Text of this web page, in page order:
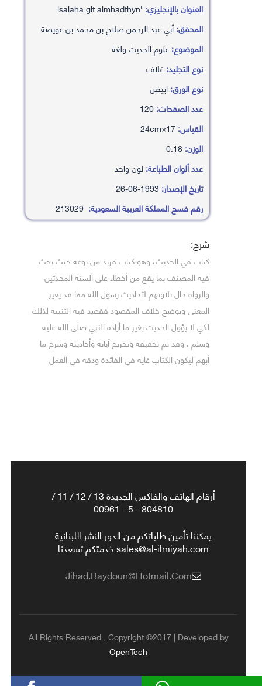
العنوان بالإنجليزي: ’isalaha glt almhadthyn
المحقق:أبي عبد الرحمن صلاح بن محمد بن عويضة
الموضوع:علوم الحديث ولغة
نوع التجليد:غلاف
نوع الورق:ابيض
عدد الصفحات:
القياس:
الوزن:
عدد ألوان الطباعة: لون واحد
تاريخ الإصدار:
رقم فسح المملكة العربية السعودية:
شرح:
كتاب في الحديث، وهو كتاب فريد من نوعه حيث يحث
فيه المصنف بما يقع من أخطاء على ألسنة المحدثين
والرواة حال تلاوتهم لأحاديث رسول الله مما قد يغير
المعنى ويوضح خلاف المقصود فقصد فيه التنبيه لذلك
لكي لا يؤول الحديث بغير ما أراده النبي صلى الله عليه
وسلم . وقد تم تحقيقه وتخريج آياته وأحاديثه وشرح ما
أبهم ليكون الكتاب غاية في الفائدة ودقة في العمل
أرقام الهاتف والفاكس الجديدة 13 / 12 / 11 /
804810 - 5 - 00961
يمكننا تأمين طلباتكم من الدور النشر اللبنانية
sales@al-ilmiyah.com خدمتكم تسعدنا
Jihad.baydoun@hotmail.com
All Rights Reserved , Copyright ©2017 | Developed by
OpenTech